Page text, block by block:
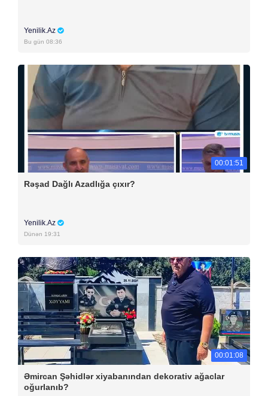
Yenilik.Az
Bu gün 08:36
00:01:51
Rəşad Dağlı Azadlığa çıxır?
Yenilik.Az
Dünən 19:31
00:01:08
Əmircan Şəhidlər xiyabanından dekorativ ağaclar
oğurlanıb?